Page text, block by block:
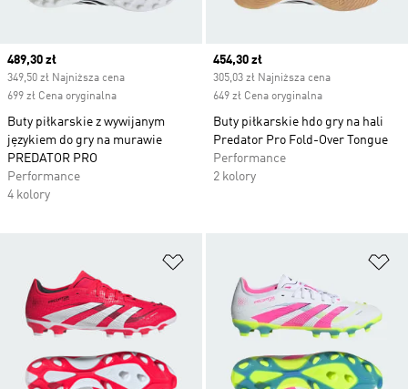
Current price
489,30 zł
349,50 zł Najniższa cena
699 zł Cena oryginalna
Buty piłkarskie z wywijanym
językiem do gry na murawie
PREDATOR PRO
Performance
4 kolory
Current price
454,30 zł
305,03 zł Najniższa cena
649 zł Cena oryginalna
Buty piłkarskie hdo gry na hali
Predator Pro Fold-Over Tongue
Performance
2 kolory